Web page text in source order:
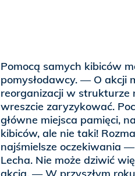
Pomocą samych kibiców
pomysłodawcy. — O akcji
reorganizacji w strukturze
wreszcie zaryzykować.
główne miejsca pamięci,
kibiców, ale nie taki!
najśmielsze oczekiwania
Lecha. Nie może dziwić